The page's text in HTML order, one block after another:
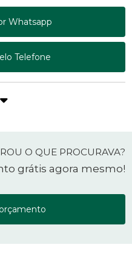
Whatsapp
Telefone
O QUE PROCURAVA?
grátis agora mesmo!